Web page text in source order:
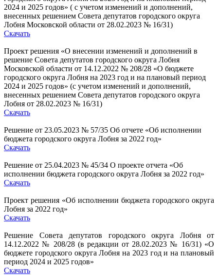
2024 и 2025 годов» ( с учетом изменений и дополнений,
внесенных решением Совета депутатов городского округа
Лобня Московской области от 28.02.2023 № 16/31)
Скачать
Проект решения «О внесении изменений и дополнений в
решение Совета депутатов городского округа Лобня
Московской области от 14.12.2022 № 208/28 «О бюджете
городского округа Лобня на 2023 год и на плановый период
2024 и 2025 годов» (с учетом изменений и дополнений,
внесенных решением Совета депутатов городского округа
Лобня от 28.02.2023 № 16/31)
Скачать
Решение от 23.05.2023 № 57/35 Об отчете «Об исполнении
бюджета городского округа Лобня за 2022 год»
Скачать
Решение от 25.04.2023 № 45/34 О проекте отчета «Об
исполнении бюджета городского округа Лобня за 2022 год»
Скачать
Проект решения «Об исполнении бюджета городского округа
Лобня за 2022 год»
Скачать
Решение Совета депутатов городского округа Лобня от
14.12.2022 № 208/28 (в редакции от 28.02.2023 № 16/31) «О
бюджете городского округа Лобня на 2023 год и на плановый
период 2024 и 2025 годов»
Скачать